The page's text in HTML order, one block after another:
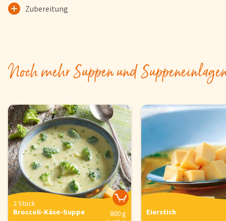
Genussflyer
Registrieren
Zubereitung
Noch mehr Suppen und
2 Stück
Broccoli-Käse-Suppe
800 g
Eierstich